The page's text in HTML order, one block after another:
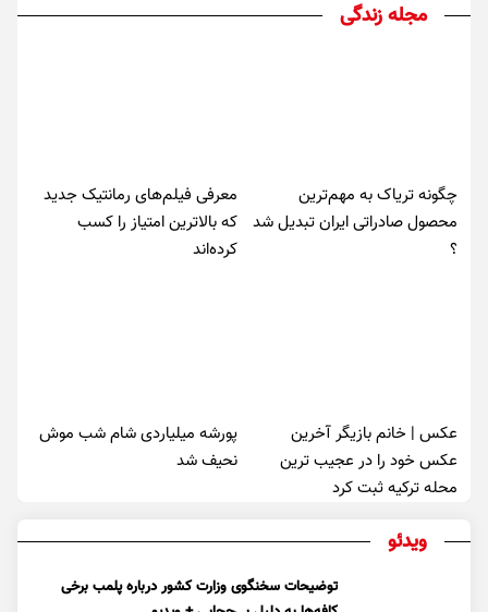
مجله زندگی
چگونه تریاک به مهم‌ترین
محصول صادراتی ایران تبدیل شد
؟
معرفی فیلم‌های رمانتیک جدید
که بالاترین امتیاز را کسب
کرده‌اند
عکس | خانم بازیگر آخرین
عکس خود را در عجیب ترین
محله ترکیه ثبت کرد
پورشه میلیاردی شام شب موش‌
نحیف شد
ویدئو
توضیحات سخنگوی وزارت کشور درباره پلمب برخی